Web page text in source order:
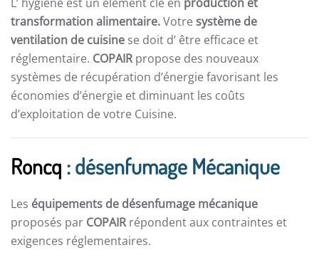
transformation alimentaire.Votre système de
ventilation de cuisine se doit d’ être efficace et
réglementaire. COPAIRpropose des nouveaux
systèmes de récupération d’énergie favorisant les
économies d’énergie et diminuant les coûts
d’exploitation de votre Cuisine.
Roncq : désenfumage Mécanique
Les équipements de désenfumage mécanique
proposés par COPAIRrépondent aux contraintes et
exigences réglementaires.